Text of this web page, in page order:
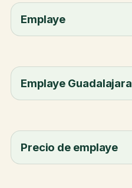
Emplaye
Emplaye Guadalajara
Precio de emplaye